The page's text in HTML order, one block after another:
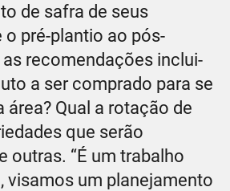
de safra de seus
o pré-plantio ao pós-
recomendações inclui-
a ser comprado para se
área? Qual a rotação de
que serão
outras. “É um trabalho
visamos um planejamento